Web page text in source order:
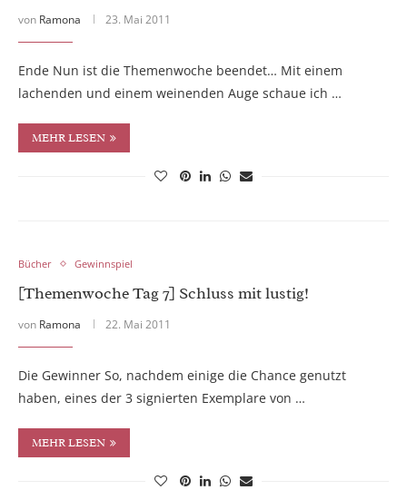
von Ramona 23. Mai 2011
Ende Nun ist die Themenwoche beendet… Mit einem
lachenden und einem weinenden Auge schaue ich …
MEHR LESEN
Bücher Gewinnspiel
[Themenwoche Tag 7] Schluss mit lustig!
von Ramona 22. Mai 2011
Die Gewinner So, nachdem einige die Chance genutzt
haben, eines der 3 signierten Exemplare von …
MEHR LESEN